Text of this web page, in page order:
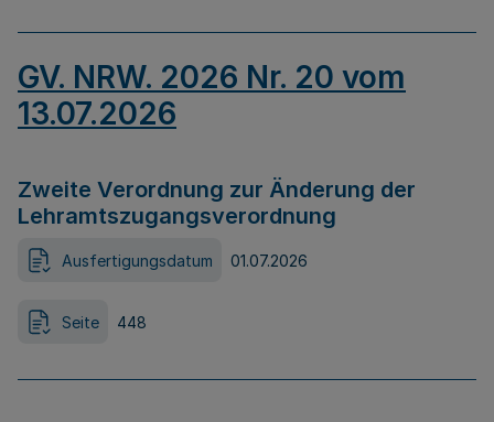
GV. NRW. 2026 Nr. 20 vom
13.07.2026
Zweite Verordnung zur Änderung der
Lehramtszugangsverordnung
Ausfertigungsdatum 01.07.2026
Seite 448